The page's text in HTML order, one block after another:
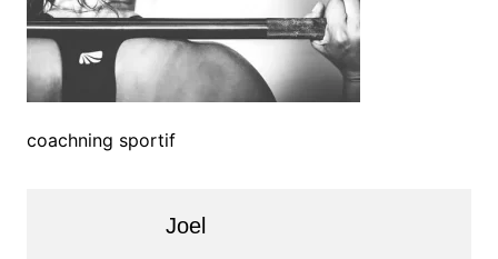
coachning sportif
Joel